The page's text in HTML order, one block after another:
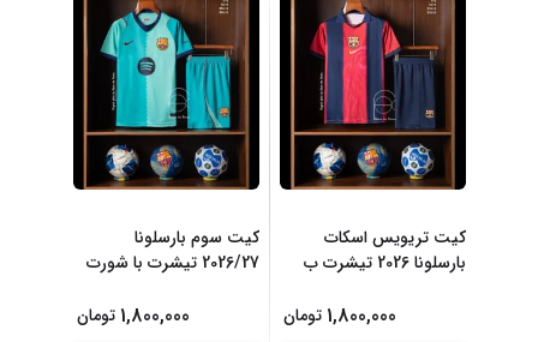
کیت تریویس اسکات
بارسلونا 2026 تیشرت ب
1,800,000 تومان
کیت سوم بارسلونا
2026/27 تیشرت با شورت
1,800,000 تومان